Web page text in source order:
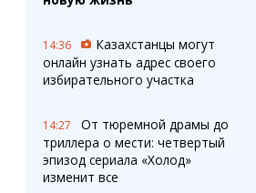
14:36
Казахстанцы могут
онлайн узнать адрес своего
избирательного участка
14:27
От тюремной драмы до
триллера о мести: четвертый
эпизод сериала «Холод»
изменит все